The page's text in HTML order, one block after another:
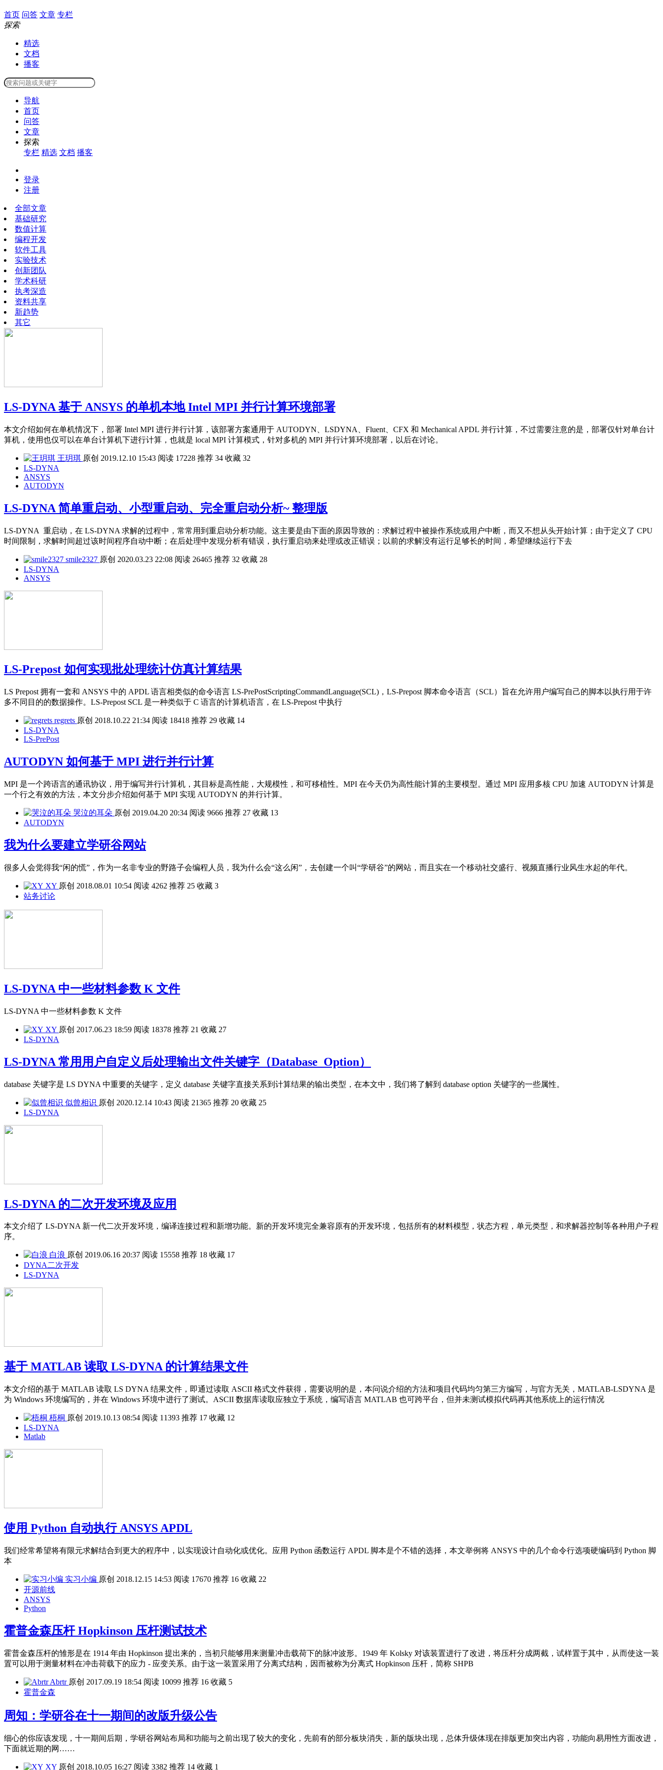
首页 问答 文章 专栏
探索
精选
文档
播客
导航
首页
问答
文章
探索
专栏 精选 文档 播客
登录
注册
全部文章
基础研究
数值计算
编程开发
软件工具
实验技术
创新团队
学术科研
执考深造
资料共享
新趋势
其它
LS-DYNA 基于 ANSYS 的单机本地 Intel MPI 并行计算环境部署
本文介绍如何在单机情况下，部署 Intel MPI 进行并行计算，该部署方案通用于 AUTODYN、LSDYNA、Fluent、CFX 和 Mechanical APDL 并行计算，不过需要注意的是，部署仅针对单台计
算机，使用也仅可以在单台计算机下进行计算，也就是 local MPI 计算模式，针对多机的 MPI 并行计算环境部署，以后在讨论。
王玥琪 原创 2019.12.10 15:43 阅读 17228 推荐 34 收藏 32
LS-DYNA
ANSYS
AUTODYN
LS-DYNA 简单重启动、小型重启动、完全重启动分析~ 整理版
LS-DYNA 重启动，在 LS-DYNA 求解的过程中，常常用到重启动分析功能。这主要是由下面的原因导致的：求解过程中被操作系统或用户中断，而又不想从头开始计算；由于定义了 CPU
时间限制，求解时间超过该时间程序自动中断；在后处理中发现分析有错误，执行重启动来处理或改正错误；以前的求解没有运行足够长的时间，希望继续运行下去
smile2327 原创 2020.03.23 22:08 阅读 26465 推荐 32 收藏 28
LS-DYNA
ANSYS
LS-Prepost 如何实现批处理统计仿真计算结果
LS Prepost 拥有一套和 ANSYS 中的 APDL 语言相类似的命令语言 LS-PrePostScriptingCommandLanguage(SCL)，LS-Prepost 脚本命令语言（SCL）旨在允许用户编写自己的脚本以执行用于许
多不同目的的数据操作。LS-Prepost SCL 是一种类似于 C 语言的计算机语言，在 LS-Prepost 中执行
regrets 原创 2018.10.22 21:34 阅读 18418 推荐 29 收藏 14
LS-DYNA
LS-PrePost
AUTODYN 如何基于 MPI 进行并行计算
MPI 是一个跨语言的通讯协议，用于编写并行计算机，其目标是高性能，大规模性，和可移植性。MPI 在今天仍为高性能计算的主要模型。通过 MPI 应用多核 CPU 加速 AUTODYN 计算是
一个行之有效的方法，本文分步介绍如何基于 MPI 实现 AUTODYN 的并行计算。
哭泣的耳朵 原创 2019.04.20 20:34 阅读 9666 推荐 27 收藏 13
AUTODYN
我为什么要建立学研谷网站
很多人会觉得我“闲的慌”，作为一名非专业的野路子会编程人员，我为什么会“这么闲”，去创建一个叫“学研谷”的网站，而且实在一个移动社交盛行、视频直播行业风生水起的年代。
XY 原创 2018.08.01 10:54 阅读 4262 推荐 25 收藏 3
站务讨论
LS-DYNA 中一些材料参数 K 文件
LS-DYNA 中一些材料参数 K 文件
XY 原创 2017.06.23 18:59 阅读 18378 推荐 21 收藏 27
LS-DYNA
LS-DYNA 常用用户自定义后处理输出文件关键字（Database_Option）
database 关键字是 LS DYNA 中重要的关键字，定义 database 关键字直接关系到计算结果的输出类型，在本文中，我们将了解到 database option 关键字的一些属性。
似曾相识 原创 2020.12.14 10:43 阅读 21365 推荐 20 收藏 25
LS-DYNA
LS-DYNA 的二次开发环境及应用
本文介绍了 LS-DYNA 新一代二次开发环境，编译连接过程和新增功能。新的开发环境完全兼容原有的开发环境，包括所有的材料模型，状态方程，单元类型，和求解器控制等各种用户子程
序。
白浪 原创 2019.06.16 20:37 阅读 15558 推荐 18 收藏 17
DYNA二次开发
LS-DYNA
基于 MATLAB 读取 LS-DYNA 的计算结果文件
本文介绍的基于 MATLAB 读取 LS DYNA 结果文件，即通过读取 ASCII 格式文件获得，需要说明的是，本问说介绍的方法和项目代码均匀第三方编写，与官方无关，MATLAB-LSDYNA 是
为 Windows 环境编写的，并在 Windows 环境中进行了测试。ASCII 数据库读取应独立于系统，编写语言 MATLAB 也可跨平台，但并未测试模拟代码再其他系统上的运行情况
梧桐 原创 2019.10.13 08:54 阅读 11393 推荐 17 收藏 12
LS-DYNA
Matlab
使用 Python 自动执行 ANSYS APDL
我们经常希望将有限元求解结合到更大的程序中，以实现设计自动化或优化。应用 Python 函数运行 APDL 脚本是个不错的选择，本文举例将 ANSYS 中的几个命令行选项硬编码到 Python 脚
本
实习小编 原创 2018.12.15 14:53 阅读 17670 推荐 16 收藏 22
开源前线
ANSYS
Python
霍普金森压杆 Hopkinson 压杆测试技术
霍普金森压杆的雏形是在 1914 年由 Hopkinson 提出来的，当初只能够用来测量冲击载荷下的脉冲波形。1949 年 Kolsky 对该装置进行了改进，将压杆分成两截，试样置于其中，从而使这一装
置可以用于测量材料在冲击荷载下的应力 - 应变关系。由于这一装置采用了分离式结构，因而被称为分离式 Hopkinson 压杆，简称 SHPB
Abrtr 原创 2017.09.19 18:54 阅读 10099 推荐 16 收藏 5
霍普金森
周知：学研谷在十一期间的改版升级公告
细心的你应该发现，十一期间后期，学研谷网站布局和功能与之前出现了较大的变化，先前有的部分板块消失，新的版块出现，总体升级体现在排版更加突出内容，功能向易用性方面改进，
下面就近期的网……
XY 原创 2018.10.05 16:27 阅读 3382 推荐 14 收藏 1